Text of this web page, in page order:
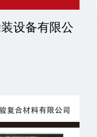
有限公司